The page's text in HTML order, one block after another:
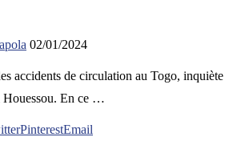
02/01/2024
accidents de circulation au Togo, inquiète
Houessou. En ce …
PinterestEmail